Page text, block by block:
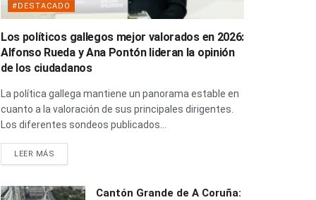
#DESTACADO
Los políticos gallegos mejor valorados en 2026:
Alfonso Rueda y Ana Pontón lideran la opinión
de los ciudadanos
La política gallega mantiene un panorama estable en
cuanto a la valoración de sus principales dirigentes.
Los diferentes sondeos publicados...
LEER MÁS
Cantón Grande de A Coruña: